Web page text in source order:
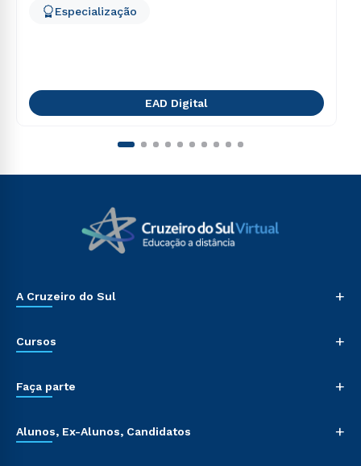
Especialização
EAD Digital
A Cruzeiro do Sul +
Cursos +
Faça parte +
Alunos, Ex-Alunos, Candidatos +